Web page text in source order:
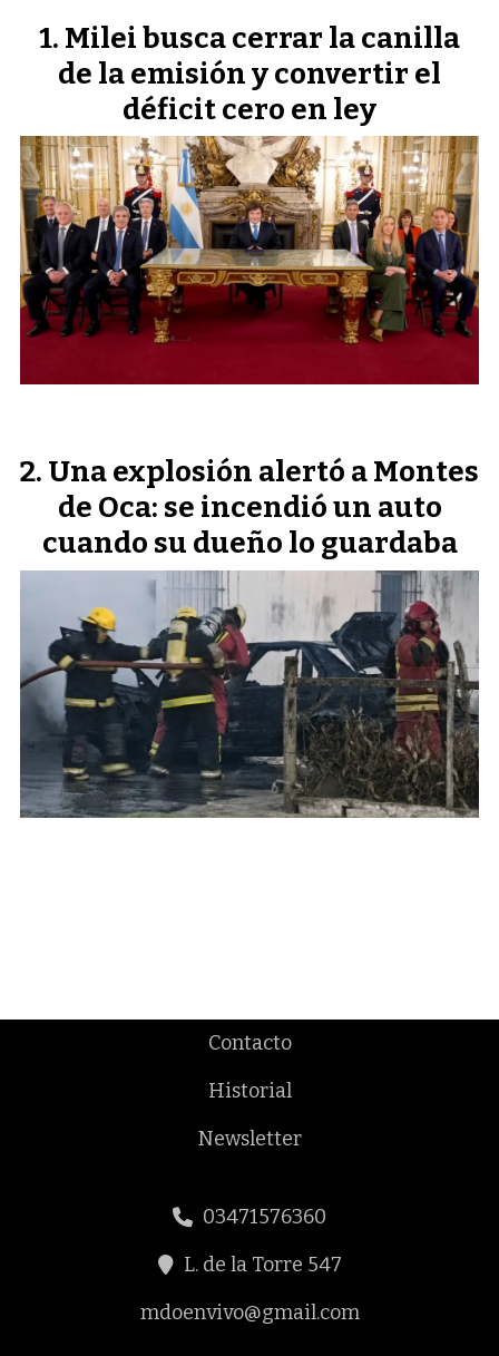
Milei busca cerrar la canilla
de la emisión y convertir el
déficit cero en ley
Una explosión alertó a Montes
de Oca: se incendió un auto
cuando su dueño lo guardaba
Contacto
Historial
Newsletter
03471576360
L. de la Torre 547
mdoenvivo@gmail.com